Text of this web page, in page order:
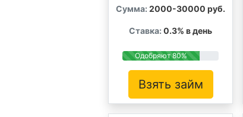
Сумма: 2000-30000 руб.
Ставка: 0.3% в день
Одобряют 80%
Взять займ